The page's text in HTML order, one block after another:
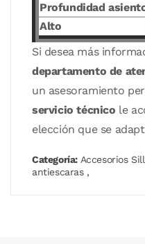
Profundidad
Alto
Si desea más
departamento de
un asesoramiento
servicio técnico le
elección que se
Categoría: Accesorios
antiescaras,